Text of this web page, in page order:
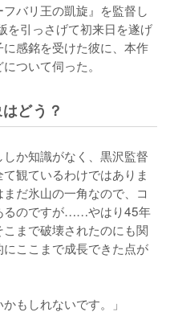
バリ王の凱旋』を監督し
を引っさげて初来日を遂げ
感銘を受けた彼に、本作
ついて伺った。
どう？
か知識がなく、黒沢監督
観ているわけではありま
だ氷山の一角なので、コ
るのですが……やはり45年
まで破壊されたのにも関
ここまで成長できた点が